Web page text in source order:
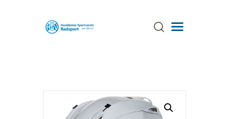
TRAINING
TERMINE